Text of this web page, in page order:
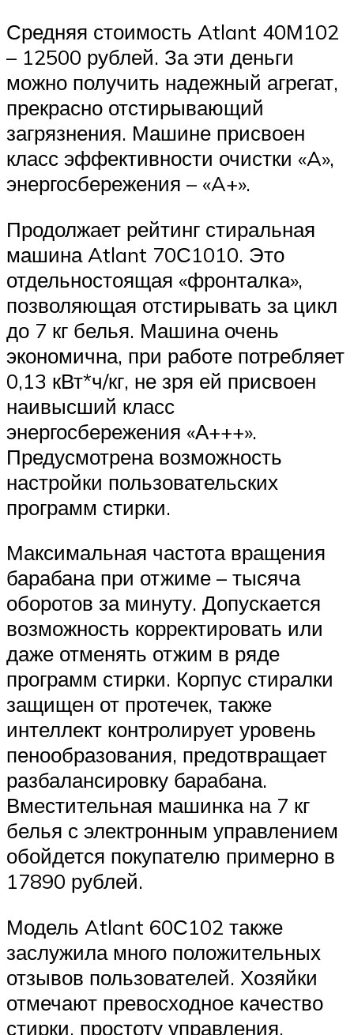
Средняя стоимость Atlant 40М102
– 12500 рублей. За эти деньги
можно получить надежный агрегат,
прекрасно отстирывающий
загрязнения. Машине присвоен
класс эффективности очистки «A»,
энергосбережения – «A+».
Продолжает рейтинг стиральная
машина Atlant 70С1010. Это
отдельностоящая «фронталка»,
позволяющая отстирывать за цикл
до 7 кг белья. Машина очень
экономична, при работе потребляет
0,13 кВт*ч/кг, не зря ей присвоен
наивысший класс
энергосбережения «А+++».
Предусмотрена возможность
настройки пользовательских
программ стирки.
Максимальная частота вращения
барабана при отжиме – тысяча
оборотов за минуту. Допускается
возможность корректировать или
даже отменять отжим в ряде
программ стирки. Корпус стиралки
защищен от протечек, также
интеллект контролирует уровень
пенообразования, предотвращает
разбалансировку барабана.
Вместительная машинка на 7 кг
белья с электронным управлением
обойдется покупателю примерно в
17890 рублей.
Модель Atlant 60С102 также
заслужила много положительных
отзывов пользователей. Хозяйки
отмечают превосходное качество
стирки, простоту управления,